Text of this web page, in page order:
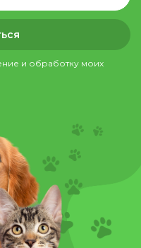
и обработку моих